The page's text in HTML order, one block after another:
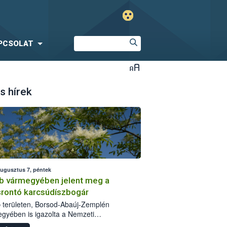
hírek
7, péntek
vármegyében jelent meg a
karcsúdíszbogár
területen, Borsod-Abaúj-Zemplén
is igazolta a Nemzeti
biztonsági Hivatal (Nébih) a